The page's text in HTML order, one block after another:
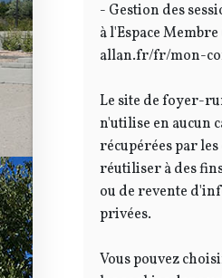
FOYER
85 allée du
FOYER
- Gestion des
à l'Espace
allan.fr/fr/mon-
Le site de foyer-
n'utilise en aucun
récupérées par
réutiliser à des
ou de revente
privées.
Vous pouvez